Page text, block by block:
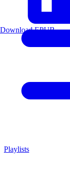
Playlists
Download EPUB